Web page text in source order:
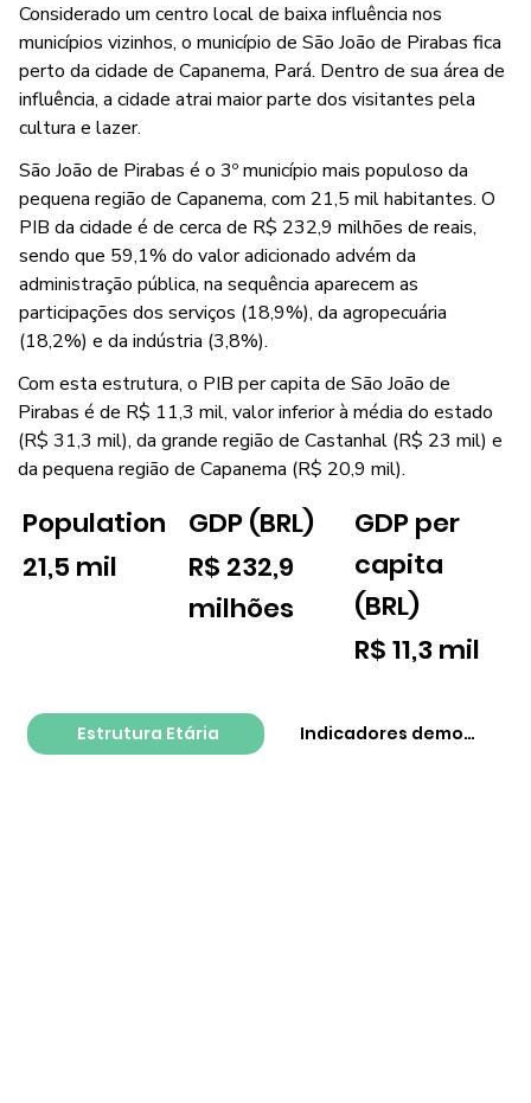
Estrutura Etária Indicadores
Considerado um centro local de baixa influência nos
municípios vizinhos, o município de São João de Pirabas fica
perto da cidade de Capanema, Pará. Dentro de sua área de
influência, a cidade atrai maior parte dos visitantes pela
cultura e lazer.
São João de Pirabas é o 3º município mais populoso da
pequena região de Capanema, com 21,5 mil habitantes. O
PIB da cidade é de cerca de R$ 232,9 milhões de reais,
sendo que 59,1% do valor adicionado advém da
administração pública, na sequência aparecem as
participações dos serviços (18,9%), da agropecuária
(18,2%) e da indústria (3,8%).
Com esta estrutura, o PIB per capita de São João de
Pirabas é de R$ 11,3 mil, valor inferior à média do estado
(R$ 31,3 mil), da grande região de Castanhal (R$ 23 mil) e
da pequena região de Capanema (R$ 20,9 mil).
Population
21,5 mil
GDP (BRL)
R$ 232,9
milhões
GDP per
capita
(BRL)
R$ 11,3 mil